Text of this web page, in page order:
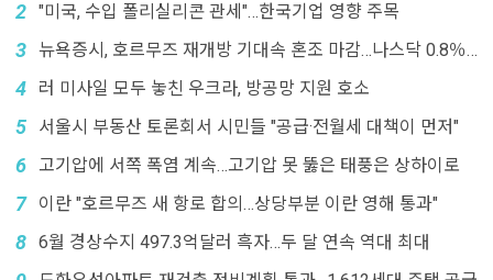
2 "미국, 수입 폴리실리콘 관세"…한국기업 영향 주목
3
뉴욕증시, 호르무즈 재개방 기대속 혼조 마감…나스닥 0.8％
4 러 미사일 모두 놓친 우크라, 방공망 지원 호소
5 서울시 부동산 토론회서 시민들 "공급·전월세 대책이 먼저"
6 고기압에 서쪽 폭염 계속…고기압 못 뚫은 태풍은 상하이로
7 이란 "호르무즈 새 항로 합의…상당부분 이란 영해 통과"
8 6월 경상수지 497.3억달러 흑자…두 달 연속 역대 최대